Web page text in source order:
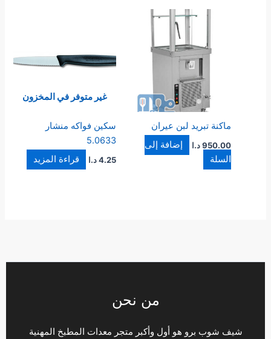
ماكنة تبريد لبن عيران
950.00 د.ا
إضافة إلى
السلة
غير متوفر في المخزون
سكين فواكه منشار
5.0633
4.25د.ا قراءة المزيد
من نحن
شيف شوب برو هو أول وأكبر متجر معدات المطبخ المهنية